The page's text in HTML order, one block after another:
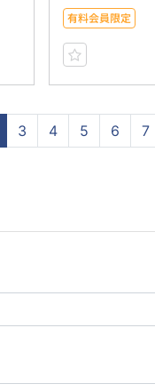
有料会員限定
3 4 5 6 7